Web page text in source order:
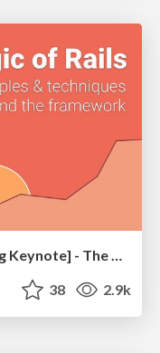
[Rails World 2023 - Day 1 Closing Keynote] - The Magic of Rails
38 2.9k